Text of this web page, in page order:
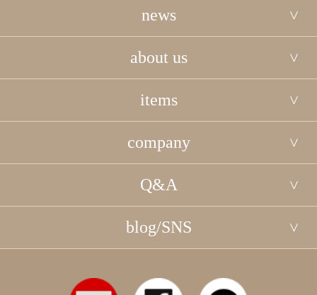
news
about us
items
company
Q&A
blog/SNS